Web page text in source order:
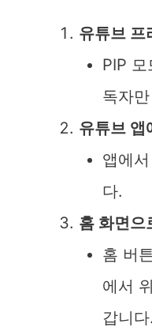
유튜브 프
PIP
독자
유튜브 앱
앱에
다.
홈 화면으
홈 버
에서
갑니다.